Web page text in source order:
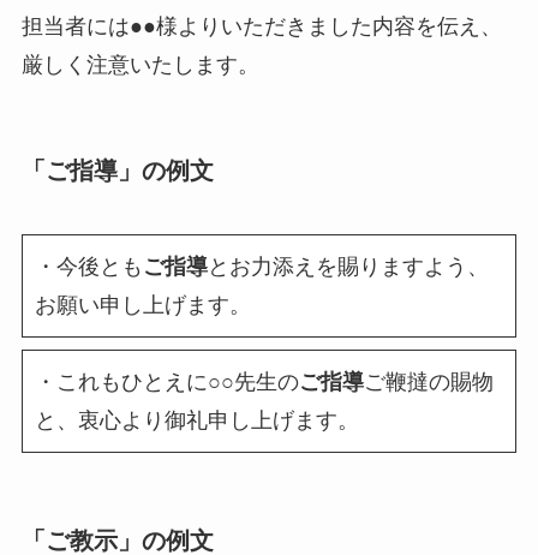
担当者には●●様よりいただきました内容を伝え、
厳しく注意いたします。
「ご指導」の例文
・今後とも ご指導とお力添えを賜りますよう、
お願い申し上げます。
・これもひとえに○○先生のご指導ご鞭撻の賜物
と、衷心より御礼申し上げます。
「ご教示」の例文